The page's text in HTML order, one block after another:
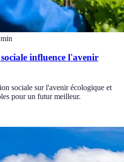
min
influence l'avenir
sociale sur l'avenir écologique et
pour un futur meilleur.